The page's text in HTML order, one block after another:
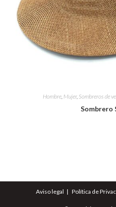
Hombre Mujer, Sombreros de
Sombrero
Aviso legal Política de